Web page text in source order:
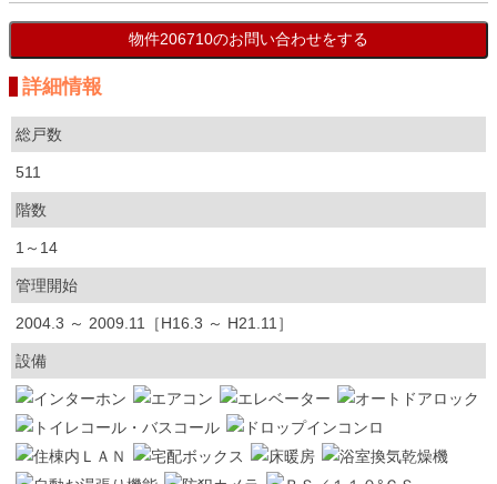
詳細情報
総戸数
511
階数
1～14
管理開始
2004.3 ～ 2009.11［H16.3 ～ H21.11］
設備